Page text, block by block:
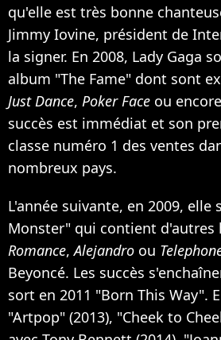
qu'elle est très bonne
Jimmy Iovine, président de
la signer. En 2008, Lady Gaga
album "The Fame" dont sont
Just Dance, Poker Face ou encore
succès est immédiat et son
classe numéro 1 des ventes
nombreux pays.
L'année suivante, en 2009, elle
Monster" qui contient d'autres
Romance,Alejandro ou
Beyoncé. Les succès
sort en 2011 "Born This Way".
"Artpop" (2013), "Cheek to